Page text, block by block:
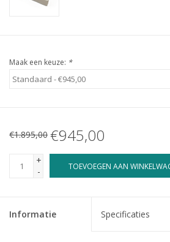
Maak een keuze: *
€1.895,00 €945,00
+
-
TOEVOEGEN AAN
Informatie Specificaties